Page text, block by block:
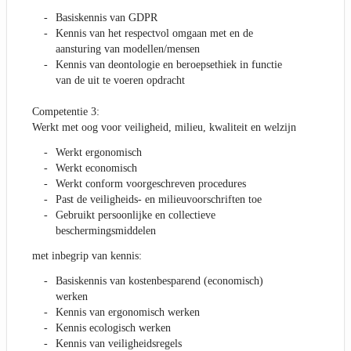
Basiskennis van GDPR
Kennis van het respectvol omgaan met en de
aansturing van modellen/mensen
Kennis van deontologie en beroepsethiek in functie
van de uit te voeren opdracht
Competentie 3:
Werkt met oog voor veiligheid, milieu, kwaliteit en welzijn
Werkt ergonomisch
Werkt economisch
Werkt conform voorgeschreven procedures
Past de veiligheids- en milieuvoorschriften toe
Gebruikt persoonlijke en collectieve
beschermingsmiddelen
met inbegrip van kennis:
Basiskennis van kostenbesparend (economisch)
werken
Kennis van ergonomisch werken
Kennis ecologisch werken
Kennis van veiligheidsregels